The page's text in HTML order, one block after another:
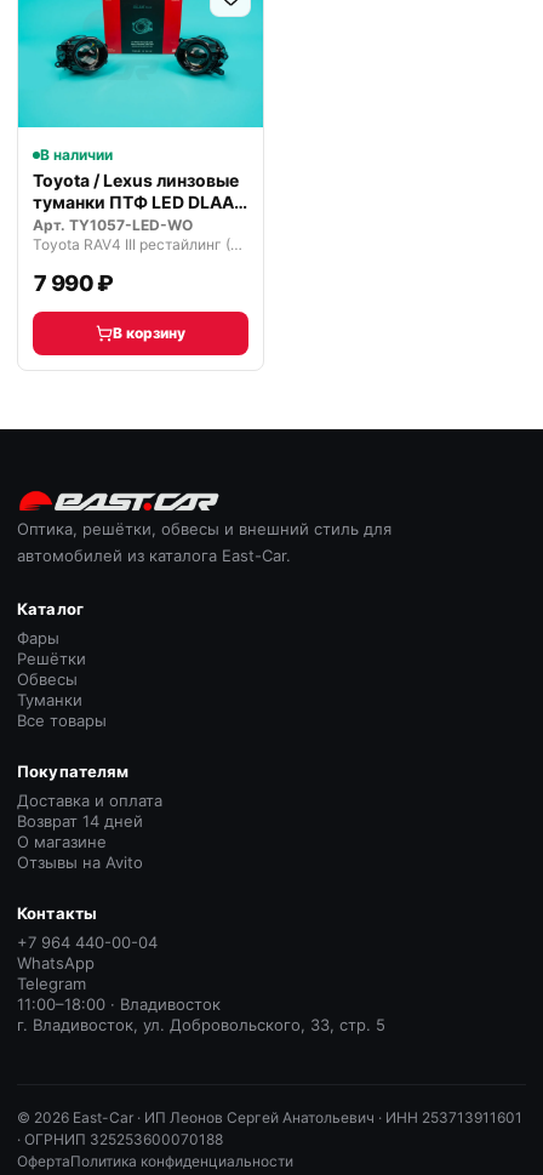
В наличии
Toyota / Lexus линзовые
туманки ПТФ LED DLAA
Prem…
Арт. TY1057-LED-WO
Toyota RAV4 III рестайлинг (2009—2016)
7 990 ₽
В корзину
Оптика, решётки, обвесы и внешний стиль для
автомобилей из каталога East-Car.
Каталог
Фары
Решётки
Обвесы
Туманки
Все товары
Покупателям
Доставка и оплата
Возврат 14 дней
О магазине
Отзывы на Avito
Контакты
+7 964 440-00-04
WhatsApp
Telegram
11:00–18:00 · Владивосток
г. Владивосток, ул. Добровольского, 33, стр. 5
© 2026 East-Car · ИП Леонов Сергей Анатольевич · ИНН 253713911601
· ОГРНИП 325253600070188
ОфертаПолитика конфиденциальности